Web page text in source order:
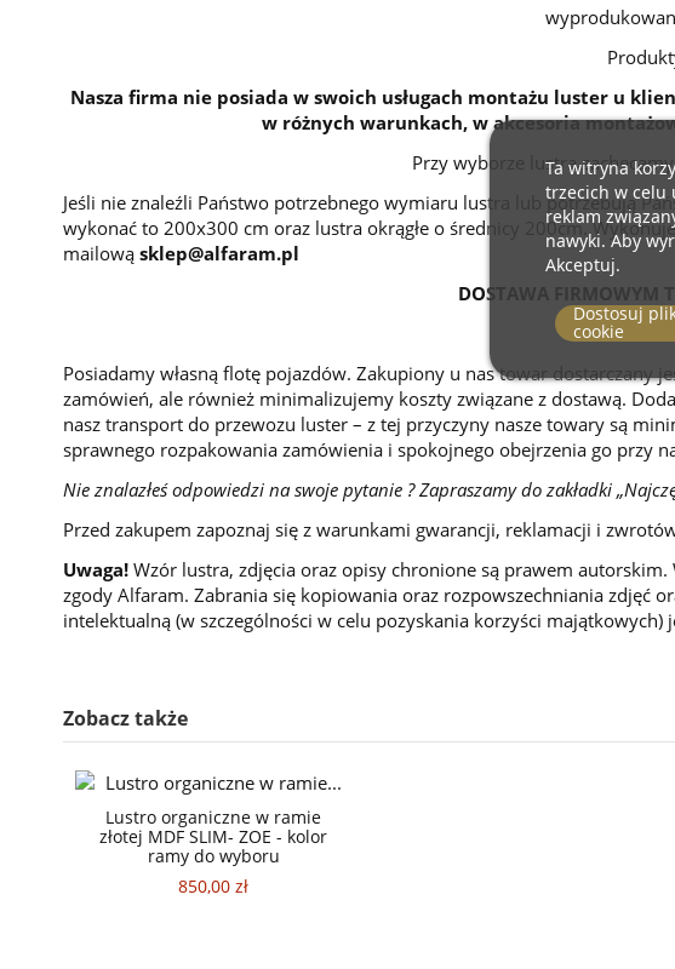
Nasza firma nie posiada w swoich usługach montażu luster u
w różnych warunkach, w akcesoria
Przy wyborze lustra
Jeśli nie znaleźli Państwo potrzebnego wymiaru lustra lub potrzebują
wykonać to 200x300 cm oraz lustra okrągłe o średnicy 200cm.
mailową sklep@alfaram.pl
DOSTAWA FIRMOWYM
Posiadamy własną flotę pojazdów. Zakupiony u nas towar dostarczany
zamówień, ale również minimalizujemy koszty związane z dostawą.
nasz transport do przewozu luster – z tej przyczyny nasze towary są
sprawnego rozpakowania zamówienia i spokojnego obejrzenia go przy
Nie znalazłeś odpowiedzi na swoje pytanie ? Zapraszamy do zakładki
Przed zakupem zapoznaj się z warunkami gwarancji, reklamacji i
Uwaga! Wzór lustra, zdjęcia oraz opisy chronione są prawem
zgody Alfaram. Zabrania się kopiowania oraz rozpowszechniania zdjęć
intelektualną (w szczególności w celu pozyskania korzyści majątkowych)
Zobacz także
Lustro organiczne w ramie
złotej MDF SLIM- ZOE - kolor
ramy do wyboru
850,00 zł
Ta witryna
trzecich w celu
reklam
nawyki. Aby
Akceptuj.
Dostosuj
cookie